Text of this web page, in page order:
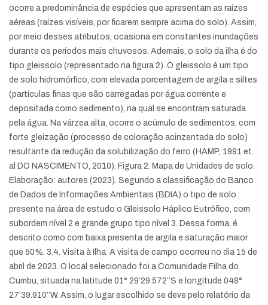
ocorre a predominância de espécies que apresentam as raízes
aéreas (raízes visíveis, por ficarem sempre acima do solo). Assim,
por meio desses atributos, ocasiona em constantes inundações
durante os períodos mais chuvosos. Ademais, o solo da ilha é do
tipo gleissolo (representado na figura 2). O gleissolo é um tipo
de solo hidromórfico, com elevada porcentagem de argila e siltes
(partículas finas que são carregadas por água corrente e
depositada como sedimento), na qual se encontram saturada
pela água. Na várzea alta, ocorre o acúmulo de sedimentos, com
forte gleização (processo de coloração acinzentada do solo)
resultante da redução da solubilização do ferro (HAMP, 1991 et.
al DO NASCIMENTO, 2010). Figura 2. Mapa de Unidades de solo.
Elaboração: autores (2023). Segundo a classificação do Banco
de Dados de Informações Ambientais (BDIA) o tipo de solo
presente na área de estudo o Gleissolo Háplico Eutrófico, com
subordem nível 2 e grande grupo tipo nível 3. Dessa forma, é
descrito como com baixa presenta de argila e saturação maior
que 50%. 3.4. Visita à Ilha. A visita de campo ocorreu no dia 15 de
abril de 2023. O local selecionado foi a Comunidade Filha do
Cumbu, situada na latitude 01° 29’29.572’’S e longitude 048°
27’39.910’’W. Assim, o lugar escolhido se deve pelo relatório da